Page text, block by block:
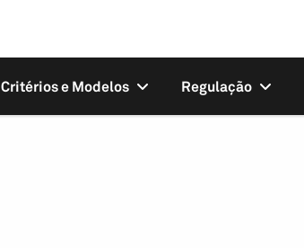
Critérios e Modelos Regulação